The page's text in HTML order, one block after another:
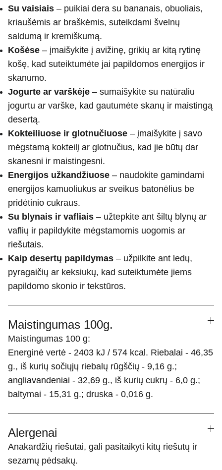
Su vaisiais – puikiai dera su bananais, obuoliais,
kriaušėmis ar braškėmis, suteikdami švelnų
saldumą ir kremiškumą.
Košėse – įmaišykite į avižinę, grikių ar kitą rytinę
košę, kad suteiktumėte jai papildomos energijos ir
skanumo.
Jogurte ar varškėje – sumaišykite su natūraliu
jogurtu ar varške, kad gautumėte skanų ir maistingą
desertą.
Kokteiliuose ir glotnučiuose – įmaišykite į savo
mėgstamą kokteilį ar glotnučius, kad jie būtų dar
skanesni ir maistingesni.
Energijos užkandžiuose – naudokite gamindami
energijos kamuoliukus ar sveikus batonėlius be
pridėtinio cukraus.
Su blynais ir vafliais – užtepkite ant šiltų blynų ar
vaflių ir papildykite mėgstamomis uogomis ar
riešutais.
Kaip desertų papildymas – užpilkite ant ledų,
pyragaičių ar keksiukų, kad suteiktumėte jiems
papildomo skonio ir tekstūros.
Maistingumas 100g.
Maistingumas 100 g:
Energinė vertė - 2403 kJ / 574 kcal. Riebalai - 46,35
g., iš kurių sočiųjų riebalų rūgščių - 9,16 g.;
angliavandeniai - 32,69 g., iš kurių cukrų - 6,0 g.;
baltymai - 15,31 g.; druska - 0,016 g.
Alergenai
Anakardžių riešutai, gali pasitaikyti kitų riešutų ir
sezamų pėdsakų.